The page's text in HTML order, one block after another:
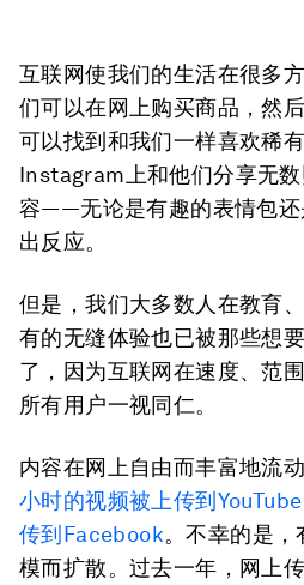
互联网使我们的生活在很多
们可以在网上购买商品，然
可以找到和我们一样喜欢稀
Instagram上和他们分享无
容——无论是有趣的表情包
出反应。
但是，我们大多数人在教育
有的无缝体验也已被那些想
了，因为互联网在速度、范
所有用户一视同仁。
内容在网上自由而丰富地流
小时的视频被上传到YouTube
传到Facebook。不幸的是
模而扩散。过去一年，网上